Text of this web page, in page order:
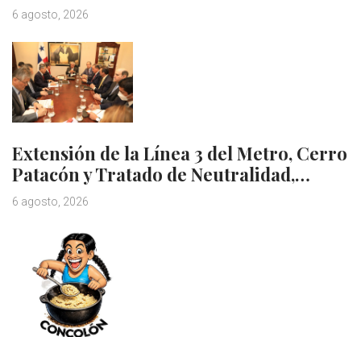
6 agosto, 2026
Extensión de la Línea 3 del Metro, Cerro
Patacón y Tratado de Neutralidad,…
6 agosto, 2026